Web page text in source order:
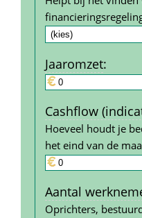
Jaar­omzet:
Cashflow
Hoeveel houdt je
het eind van de
Aantal
Oprichters,